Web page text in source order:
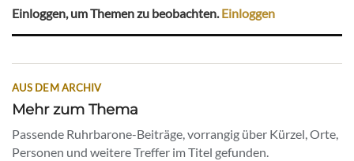
Einloggen, um Themen zu beobachten. Einloggen
AUS DEM ARCHIV
Mehr zum Thema
Passende Ruhrbarone-Beiträge, vorrangig über Kürzel, Orte,
Personen und weitere Treffer im Titel gefunden.